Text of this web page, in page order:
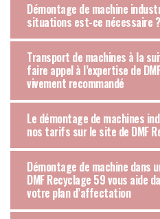
Démontage de machine
situations est-ce nécessaire ?
Transport de machines à la
faire appel à l’expertise de
vivement recommandé
Le démontage de machines
nos tarifs sur le site de DMF
Démontage de machine dans
DMF Recyclage 59 vous aide
votre plan d’affectation